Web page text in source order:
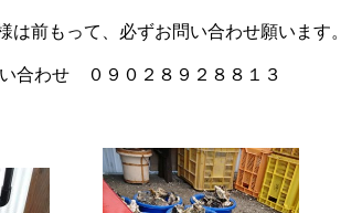
は前もって、必ずお問い合わせ願います。
合わせ ０９０２８９２８８１３